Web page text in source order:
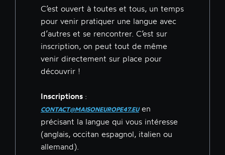
C’est ouvert à toutes et tous, un temps
pour venir pratiquer une langue avec
d’autres et se rencontrer. C’est sur
inscription, on peut tout de même
venir directement sur place pour
découvrir !
Inscriptions :
CONTACT@MAISONEUROPE47.EUen
précisant la langue qui vous intéresse
(anglais, occitan espagnol, italien ou
allemand).